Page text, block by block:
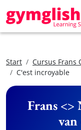
Start Cursus Frans
C'est incroyable
Frans <>
van